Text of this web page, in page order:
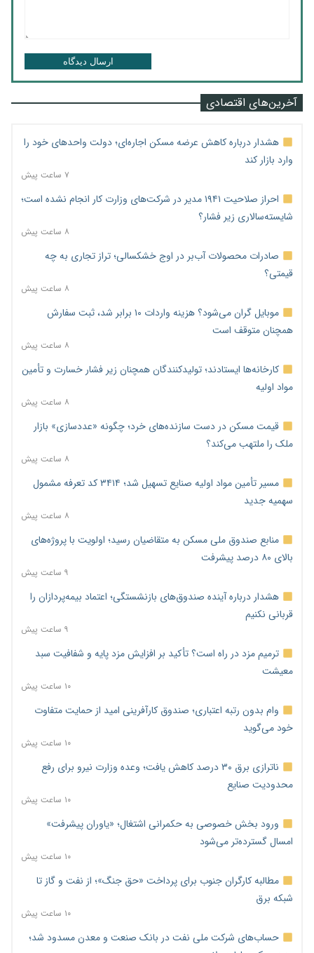
ارسال دیدگاه
آخرین‌های اقتصادی
هشدار درباره کاهش عرضه مسکن اجاره‌ای؛ دولت واحدهای خود را
وارد بازار کند
۷ ساعت پیش
احراز صلاحیت ۱۹۴۱ مدیر در شرکت‌های وزارت کار انجام نشده است؛
شایسته‌سالاری زیر فشار؟
۸ ساعت پیش
صادرات محصولات آب‌بر در اوج خشکسالی؛ تراز تجاری به چه
قیمتی؟
۸ ساعت پیش
موبایل گران می‌شود؟ هزینه واردات ۱۰ برابر شد، ثبت سفارش
همچنان متوقف است
۸ ساعت پیش
کارخانه‌ها ایستادند؛ تولیدکنندگان همچنان زیر فشار خسارت و تأمین
مواد اولیه
۸ ساعت پیش
قیمت مسکن در دست سازنده‌های خرد؛ چگونه «عددسازی» بازار
ملک را ملتهب می‌کند؟
۸ ساعت پیش
مسیر تأمین مواد اولیه صنایع تسهیل شد؛ ۳۴۱۴ کد تعرفه مشمول
سهمیه جدید
۸ ساعت پیش
منابع صندوق ملی مسکن به متقاضیان رسید؛ اولویت با پروژه‌های
بالای ۸۰ درصد پیشرفت
۹ ساعت پیش
هشدار درباره آینده صندوق‌های بازنشستگی؛ اعتماد بیمه‌پردازان را
قربانی نکنیم
۹ ساعت پیش
ترمیم مزد در راه است؟ تأکید بر افزایش مزد پایه و شفافیت سبد
معیشت
۱۰ ساعت پیش
وام بدون رتبه اعتباری؛ صندوق کارآفرینی امید از حمایت متفاوت
خود می‌گوید
۱۰ ساعت پیش
ناترازی برق ۳۰ درصد کاهش یافت؛ وعده وزارت نیرو برای رفع
محدودیت صنایع
۱۰ ساعت پیش
ورود بخش خصوصی به حکمرانی اشتغال؛ «یاوران پیشرفت»
امسال گسترده‌تر می‌شود
۱۰ ساعت پیش
مطالبه کارگران جنوب برای پرداخت «حق جنگ»؛ از نفت و گاز تا
شبکه برق
۱۰ ساعت پیش
حساب‌های شرکت ملی نفت در بانک صنعت و معدن مسدود شد؛